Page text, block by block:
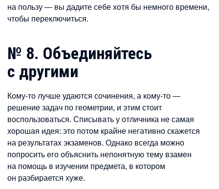
на пользу — вы дадите себе хотя бы немного времени,
чтобы переключиться.
№ 8. Объединяйтесь
с другими
Кому-то лучше удаются сочинения, а кому-то —
решение задач по геометрии, и этим стоит
воспользоваться. Списывать у отличника не самая
хорошая идея: это потом крайне негативно скажется
на результатах экзаменов. Однако всегда можно
попросить его объяснить непонятную тему взамен
на помощь в изучении предмета, в котором
он разбирается хуже.